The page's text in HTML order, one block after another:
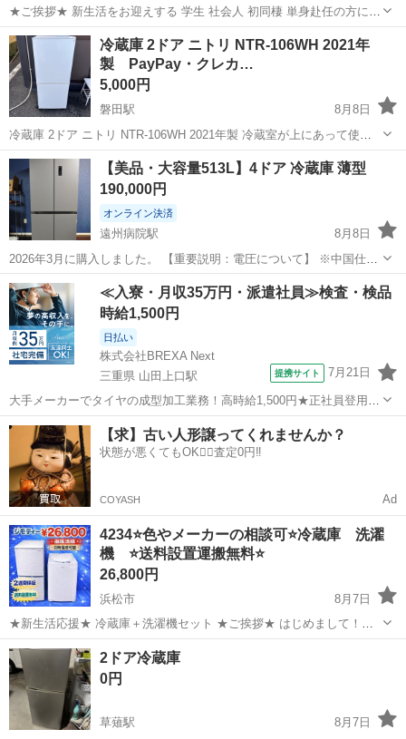
★ご挨拶★ 新生活をお迎えする 学生 社会人 初同棲 単身赴任の方に、
大好評の大型冷蔵庫になります。 【階段運搬】追加料金なし 【送料設
置込み】 当ショップの家電は、大手不動産の家電付きアパートに設置
する予定であっ...
静岡 富士市 神谷駅 キッチン家電
冷蔵庫 2ドア ニトリ NTR-106WH 2021年
製 PayPay・クレカ…
5,000円
磐田駅
8月8日
冷蔵庫 2ドア ニトリ NTR-106WH 2021年製 冷蔵室が上にあって使い
やすい（73L） たっぷり入る冷凍庫スペース33L 天板は重さ30kg・耐
熱100℃まで 取り出しやすいドアポケット 入れる物に合わせて変更
で...
静岡 磐田市 磐田駅 キッチン家電 NTR
【美品・大容量513L】4ドア 冷蔵庫 薄型
190,000円
オンライン決済
遠州病院駅
8月8日
2026年3月に購入しました。 ​【重要説明：電圧について】 ※中国仕様
の家電のため、電圧は220Vです。日本国内（100V）で使用する場合
は、別途変圧器（アップトランス）が必要となりますのでご注意くだ
さい。 ​【スペック】...
静岡 浜松市 遠州病院駅 キッチン家電 電圧
≪入寮・月収35万円・派遣社員≫検査・検品
時給1,500円
日払い
株式会社BREXA Next
三重県 山田上口駅
提携サイト 7月21日
大手メーカーでタイヤの成型加工業務！高時給1,500円★正社員登用制
度あり！ワンルーム寮完備！マイカー通勤OK！無料駐車場あり！《三
重県伊勢市》 人気の工場のお仕事 ◇タイヤの製造◇ トラック・バ
ス・RV車用を中心とした...
三重 伊勢市 山田上口駅 その他
【求】古い人形譲ってくれませんか？
状態が悪くてもOK🙆‍♀️査定0円‼️
COYASH Ad
4234⭐️色やメーカーの相談可⭐️冷蔵庫 洗濯
機 ⭐️送料設置運搬無料⭐️
26,800円
浜松市
8月7日
★新生活応援★ 冷蔵庫＋洗濯機セット ★ご挨拶★ はじめまして！
【冷蔵庫・洗濯機セット専門店】です！ 年間 3000台以上販売実績 の
ある人気セットです。 新生活を始める ・学生さん ・社会人 ・単身赴
任 ・カッ...
静岡 浜松市 キッチン家電
2ドア冷蔵庫
0円
草薙駅
8月7日